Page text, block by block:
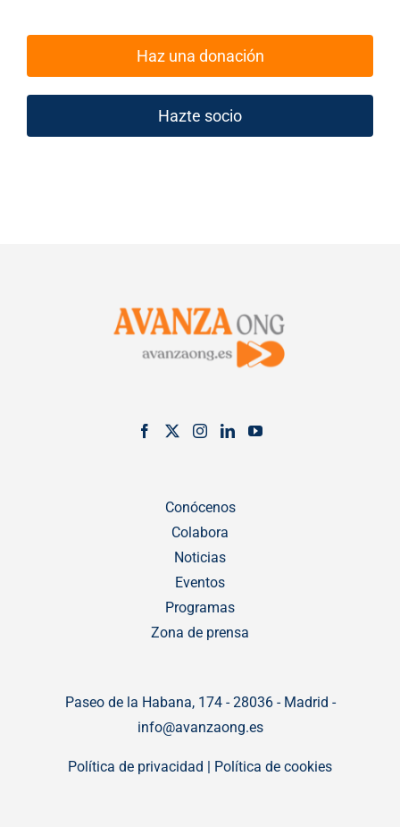
Haz una donación
Hazte socio
Conócenos
Colabora
Noticias
Eventos
Programas
Zona de prensa
Paseo de la Habana, 174 - 28036 - Madrid -
info@avanzaong.es
Política de privacidad Política de cookies